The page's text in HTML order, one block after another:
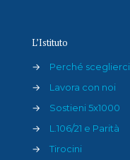
L’Istituto
→
Perché sceglierci
→
Lavora con noi
→
Sostieni 5x1000
→
L.106/21 e Parità
→
Tirocini